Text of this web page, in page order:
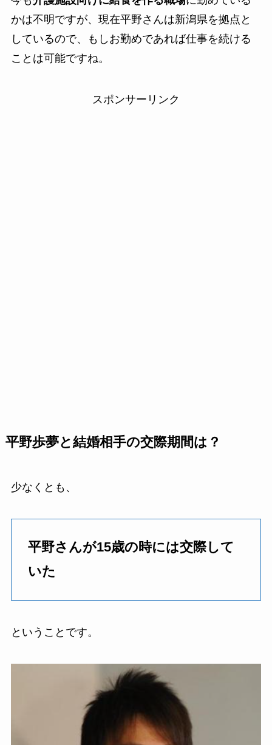
かは不明ですが、現在平野さんは新潟県を拠点と
しているので、もしお勤めであれば仕事を続ける
ことは可能ですね。
スポンサーリンク
平野歩夢と結婚相手の交際期間は？
少なくとも、
平野さんが15歳の時には交際して
いた
ということです。